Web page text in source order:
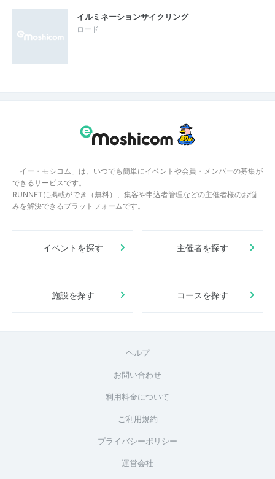
イルミネーションサイクリング
ロード
「イー・モシコム」は、いつでも簡単にイベントや会員・メンバーの募集が
できるサービスです。
RUNNETに掲載ができ（無料）、集客や申込者管理などの主催者様のお悩
みを解決できるプラットフォームです。
イベントを探す 主催者を探す
施設を探す コースを探す
ヘルプ
お問い合わせ
利用料金について
ご利用規約
プライバシーポリシー
運営会社